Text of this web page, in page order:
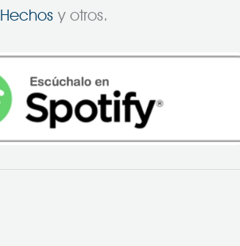
Hechos y otros.